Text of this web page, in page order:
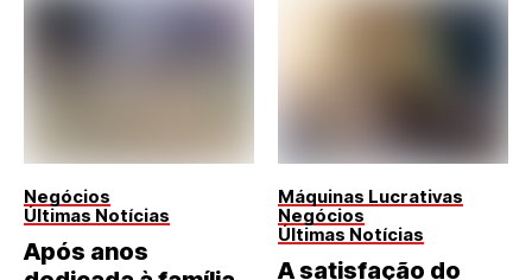
Negócios
Últimas Notícias
Após anos
Máquinas Lucrativas
Negócios
Últimas Notícias
A satisfação do